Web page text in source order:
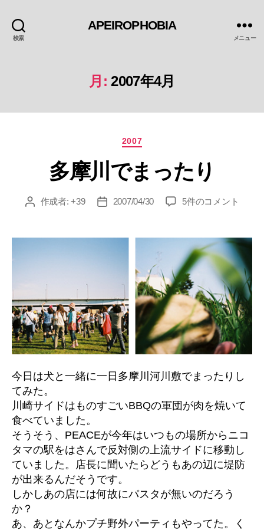
検索
APEIROPHOBIA
メニュー
月: 2007年4月
カ
ゴ
リ
2007
多摩川でまったり
投 作成者:+39
投
2007/04/30
多
で
ま
っ
た
り
へ
の
5件のコメント
今日は犬と一緒に一日多摩川河川敷でまったりし
てみた。
川崎サイドはものすごいBBQの軍団が肉を焼いて
食べていました。
そうそう、PEACEが今年はいつもの場所からニコ
タマの駅をはさんで反対側の上流サイドに移動し
ていました。店長に聞いたらどうもあの辺に堤防
が出来るんだそうです。
しかしあの店には何故にパスタが無いのだろう
か？
あ、あとなんかプチ野外パーティもやってた。く